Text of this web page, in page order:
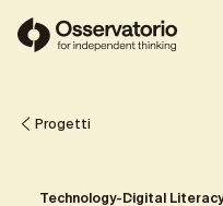
Progetti
Technology-Digital Literacy
L'iniziativa